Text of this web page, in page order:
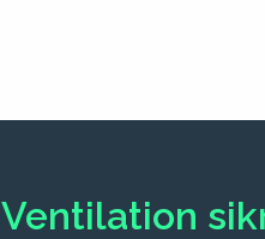
Ventilation